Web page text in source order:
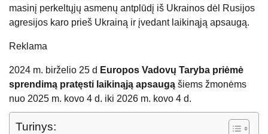
masinį perkeltųjų asmenų antplūdį iš Ukrainos dėl Rusijos
agresijos karo prieš Ukrainą ir įvedant laikinąją apsaugą.
Reklama
2024 m. birželio 25 d Europos Vadovų Taryba priėmė
sprendimą pratęsti laikinąją apsaugą šiems žmonėms
nuo 2025 m. kovo 4 d. iki 2026 m. kovo 4 d.
Turinys: